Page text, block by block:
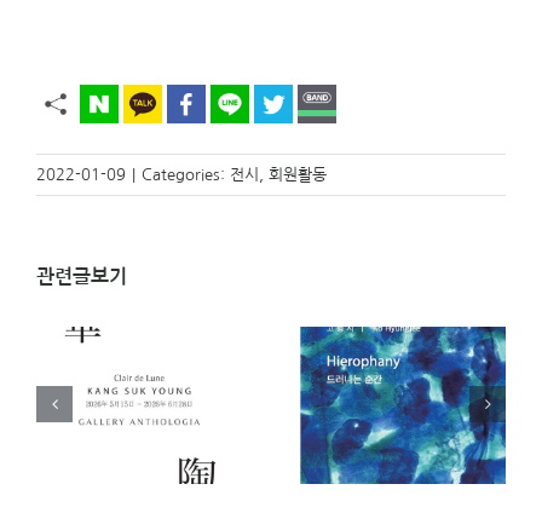
2022-01-09 Categories: 전시 회원활동
관련글보기
[전시 안내]
Hierophany 드러나는
[전시 안내] 아주 오래
된 오브제전 _ 오은교
(23기) 개인전